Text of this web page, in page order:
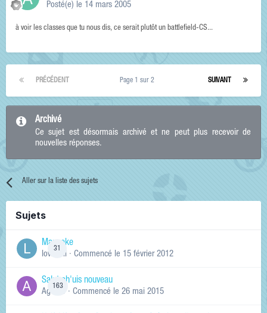
Posté(e) le 14 mars 2005
à voir les classes que tu nous dis, ce serait plutôt un battlefield-CS...
PRÉCÉDENT SUIVANT
Page 1 sur 2
Archivé
Ce sujet est désormais archivé et ne peut plus recevoir de
nouvelles réponses.
Aller sur la liste des sujets
Sujets
31
Manneke
lowskill · Commencé le 15 février 2012
163
Salut ch'uis nouveau
Ag0Nie · Commencé le 26 mai 2015